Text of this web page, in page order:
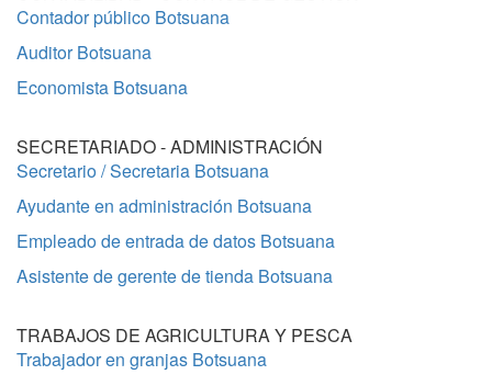
Contador público Botsuana
Auditor Botsuana
Economista Botsuana
SECRETARIADO - ADMINISTRACIÓN
Secretario / Secretaria Botsuana
Ayudante en administración Botsuana
Empleado de entrada de datos Botsuana
Asistente de gerente de tienda Botsuana
TRABAJOS DE AGRICULTURA Y PESCA
Trabajador en granjas Botsuana